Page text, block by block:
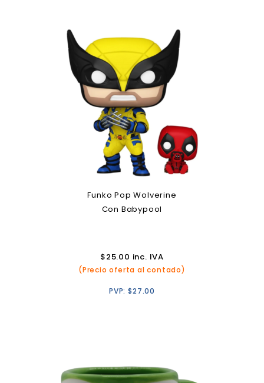
Funko Pop Wolverine
Con Babypool
$25.00 inc. IVA
(Precio oferta al contado)
PVP:$27.00